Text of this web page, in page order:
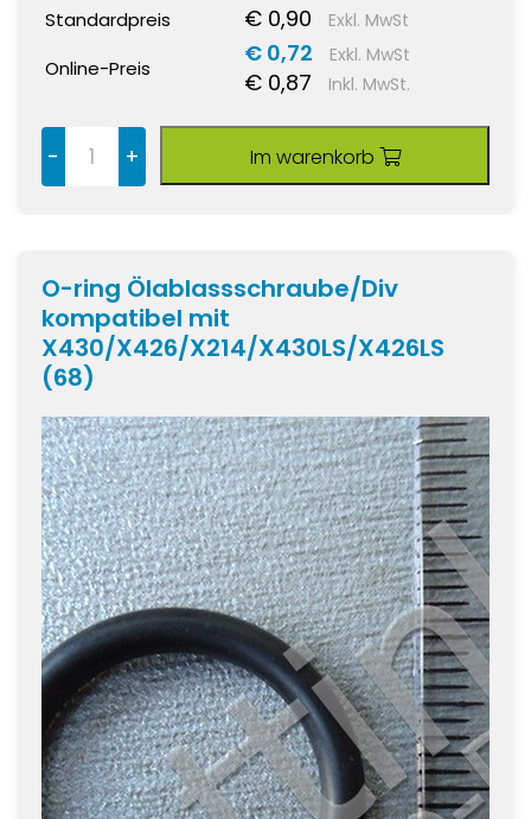
Standardpreis
€ 0,90 Exkl. MwSt
Online-Preis
€ 0,72 Exkl. MwSt
€ 0,87 Inkl. MwSt.
- + Im warenkorb
O-ring Ölablassschraube/Div
kompatibel mit
X430/X426/X214/X430LS/X426LS
(68)